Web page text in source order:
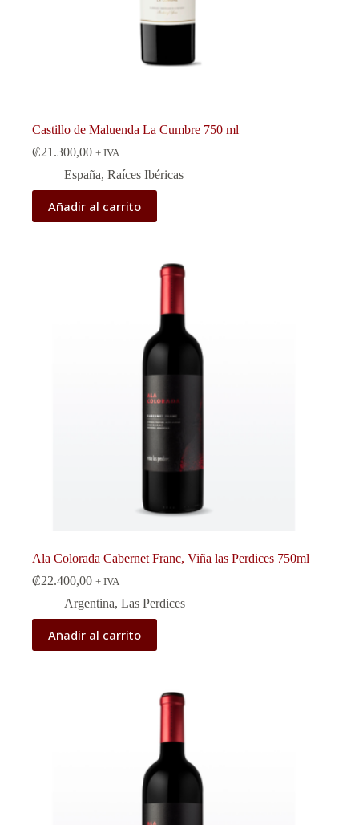
Castillo de Maluenda La Cumbre 750 ml
₡21.300,00 + IVA
España, Raíces Ibéricas
Añadir al carrito
Ala Colorada Cabernet Franc, Viña las Perdices 750ml
₡22.400,00 + IVA
Argentina, Las Perdices
Añadir al carrito